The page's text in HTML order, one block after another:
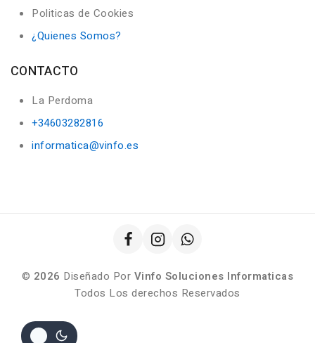
Politicas de Cookies
¿Quienes Somos?
CONTACTO
La Perdoma
+34603282816
informatica@vinfo.es
© 2026 Diseñado Por Vinfo Soluciones Informaticas
Todos Los derechos Reservados